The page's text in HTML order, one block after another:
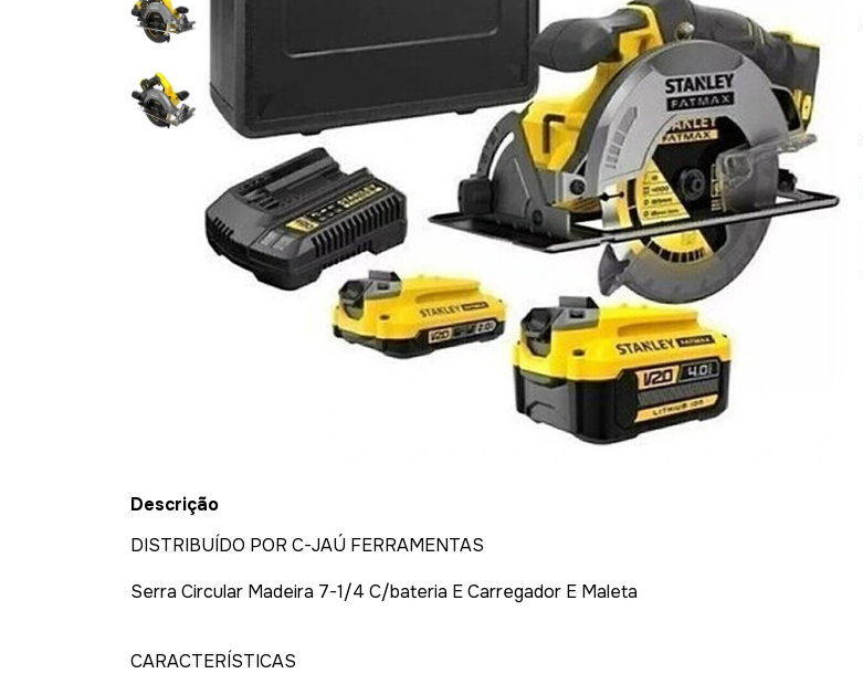
Descrição
DISTRIBUÍDO POR C-JAÚ FERRAMENTAS
Serra Circular Madeira 7-1/4 C/bateria E Carregador E Maleta
CARACTERÍSTICAS